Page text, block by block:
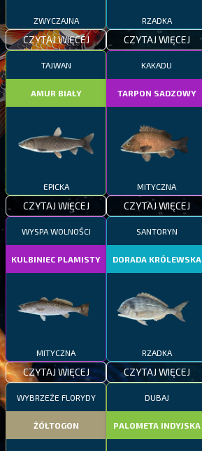
ZWYCZAJNA
CZYTAJ WIĘCEJ
RZADKA
CZYTAJ WIĘCEJ
TAJWAN
AMUR BIAŁY
EPICKA
CZYTAJ WIĘCEJ
KAKADU
TARPON SADZOWY
MITYCZNA
CZYTAJ WIĘCEJ
WYSPA WOLNOŚCI
KULBINIEC PLAMISTY
MITYCZNA
CZYTAJ WIĘCEJ
SANTORYN
DORADA KRÓLEWSKA
RZADKA
CZYTAJ WIĘCEJ
WYBRZEŻE FLORYDY
ŻÓŁTOGON
DUBAJ
PALOMETA INDYJSKA